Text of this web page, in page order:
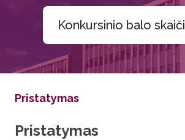
Konkursinio balo
Pristatymas
Pristatymas